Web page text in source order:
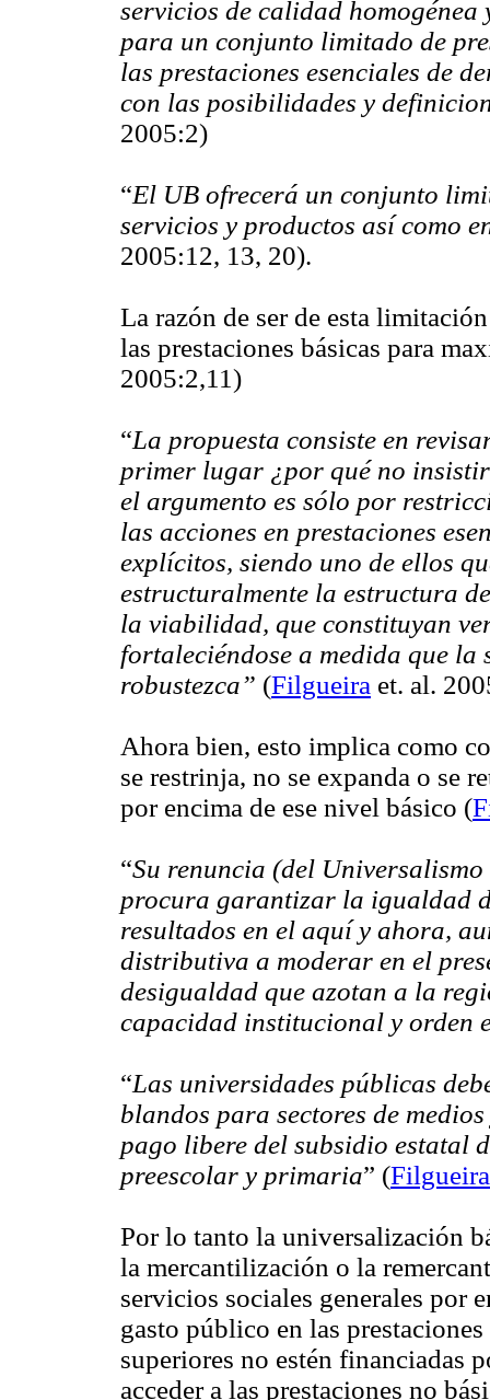
servicios de calidad
para un conjunto limitado de
las prestaciones esenciales de
con las posibilidades y
2005:2)
“El UB ofrecerá un conjunto
servicios y productos así como
2005:12, 13, 20).
La razón de ser de esta
las prestaciones básicas para
2005:2,11)
“La propuesta consiste en
primer lugar ¿por qué no
el argumento es sólo por
las acciones en prestaciones
explícitos, siendo uno de ellos
estructuralmente la estructura
la viabilidad, que constituyan
fortaleciéndose a medida que
robustezca” (Filgueira et. al.
Ahora bien, esto implica como
se restrinja, no se expanda o se
por encima de ese nivel básico (
“Su renuncia (del
procura garantizar la igualdad
resultados en el aquí y ahora,
distributiva a moderar en el
desigualdad que azotan a la
capacidad institucional y orden
“Las universidades públicas
blandos para sectores de
pago libere del subsidio estatal
preescolar y primaria” (Filgueira
Por lo tanto la universalización
la mercantilización o la
servicios sociales generales por
gasto público en las
superiores no estén financiadas
acceder a las prestaciones no